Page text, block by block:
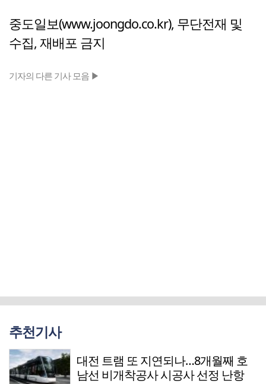
중도일보(www.joongdo.co.kr), 무단전재 및
수집, 재배포 금지
기자의 다른 기사 모음 ▶
추천기사
대전 트램 또 지연되나…8개월째 호
남선 비개착공사 시공사 선정 난항